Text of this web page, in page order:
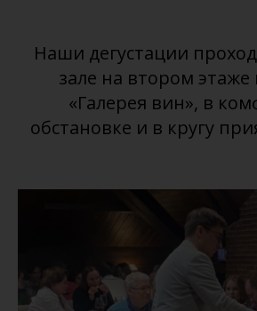
Наши дегустации
зале на втором
«Галерея вин», в
обстановке и в кругу